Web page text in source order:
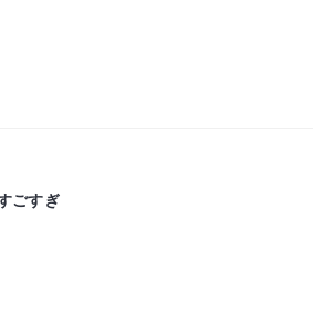
ごすぎ